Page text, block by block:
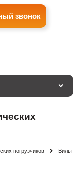
звонок
погрузчиков
Вилы